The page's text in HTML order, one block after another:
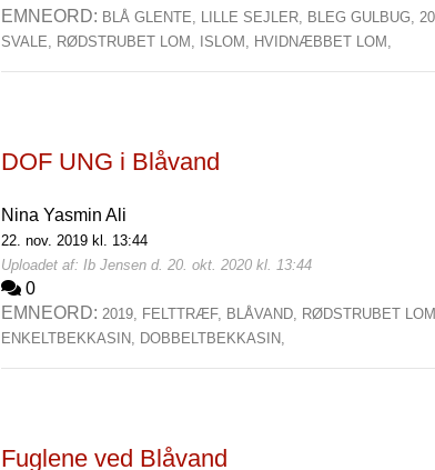
EMNEORD: BLÅ GLENTE, LILLE SEJLER, BLEG GULBUG,
SVALE, RØDSTRUBET LOM, ISLOM, HVIDNÆBBET LOM,
DOF UNG i Blåvand
Nina Yasmin Ali
22. nov. 2019 kl. 13:44
Uploadet af: Ib Jensen d. 20. okt. 2020 kl. 13:44
0
EMNEORD: 2019, FELTTRÆF, BLÅVAND, RØDSTRUBET
ENKELTBEKKASIN, DOBBELTBEKKASIN,
Fuglene ved Blåvand